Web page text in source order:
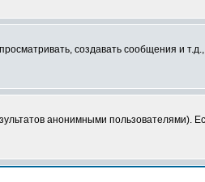
создавать сообщения и
анонимными пользователями).